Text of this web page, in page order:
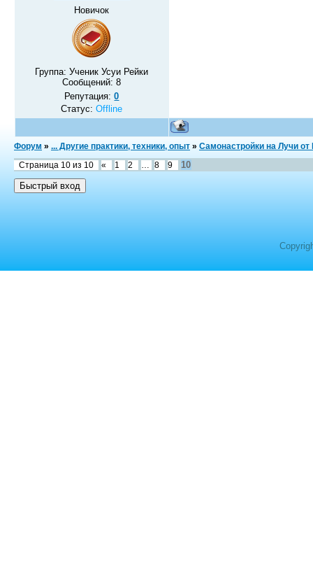
Новичок
Группа: Ученик Усуи Рейки
Сообщений:8
Репутация:0
Статус:Offline
Форум » ... Другие практики, техники, опыт » Самонастройки на Лучи от
Страница 10 из 10 « 1 2 8 9 10